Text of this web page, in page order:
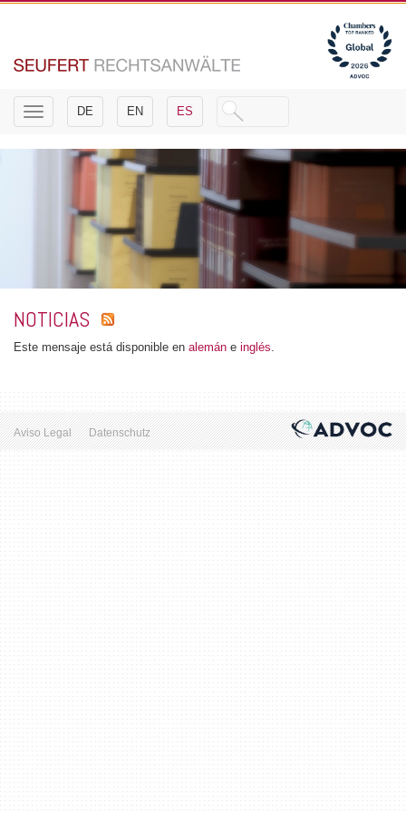
Toggle
navigation
DE EN ES
NOTICIAS
Este mensaje está disponible en alemán e inglés.
Aviso Legal Datenschutz